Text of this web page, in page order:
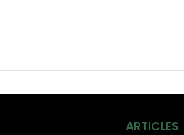
ARTICLES